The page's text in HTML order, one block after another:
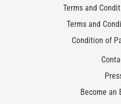
Terms and
Terms and
Condition of
Become an